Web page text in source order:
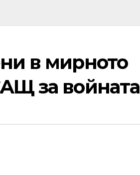
в мирното
за войната